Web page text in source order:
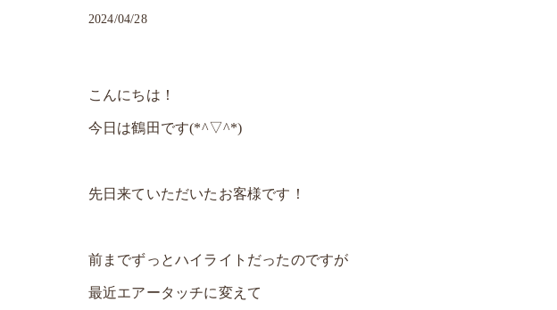
2024/04/28
こんにちは！
今日は鶴田です(*^▽^*)
先日来ていただいたお客様です！
前までずっとハイライトだったのですが
最近エアータッチに変えて